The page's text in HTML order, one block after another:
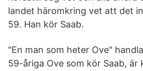
landet häromkring vet att det
59. Han kör Saab.
"En man som heter Ove"
59-åriga Ove som kör Saab, är